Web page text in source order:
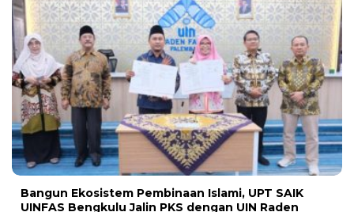
Bangun Ekosistem Pembinaan Islami, UPT SAIK
UINFAS Bengkulu Jalin PKS dengan UIN Raden